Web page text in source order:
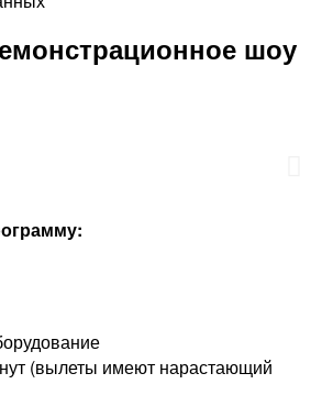
шоу
(вылеты имеют нарастающий